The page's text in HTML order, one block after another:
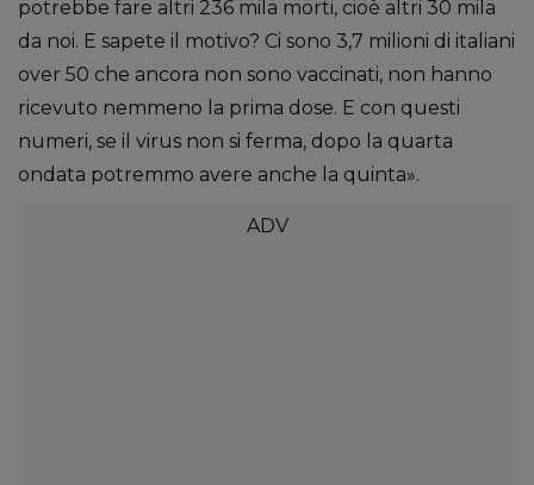
potrebbe fare altri 236 mila morti, cioè altri 30 mila
da noi. E sapete il motivo? Ci sono 3,7 milioni di italiani
over 50 che ancora non sono vaccinati, non hanno
ricevuto nemmeno la prima dose. E con questi
numeri, se il virus non si ferma, dopo la quarta
ondata potremmo avere anche la quinta».